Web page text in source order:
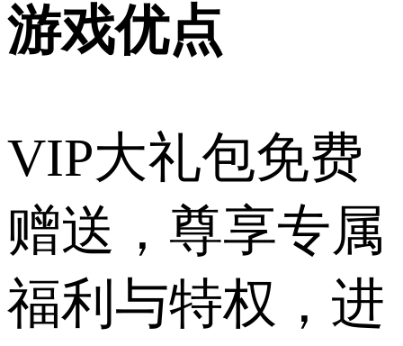
游戏优点
VIP大礼包免费
赠送，尊享专属
福利与特权，进